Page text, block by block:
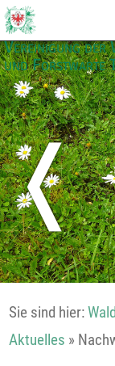
Vereinigung der
und Forstwarte
❬
Sie sind hier:
Aktuelles »